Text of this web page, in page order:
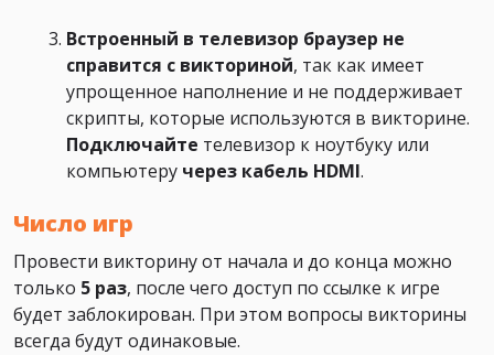
Встроенный в телевизор браузер не
справится с викториной, так как имеет
упрощенное наполнение и не поддерживает
скрипты, которые используются в викторине.
Подключайте телевизор к ноутбуку или
компьютеру через кабель HDMI.
Число игр
Провести викторину от начала и до конца можно
только 5 раз, после чего доступ по ссылке к игре
будет заблокирован. При этом вопросы викторины
всегда будут одинаковые.